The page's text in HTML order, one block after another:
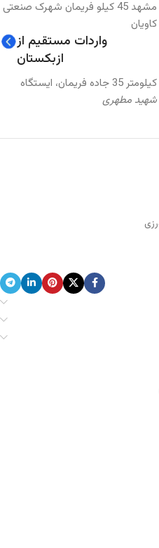
مشهد 45 کیلو فریمان شهرک صنعتی
کاویان
واردات مستقیم از
ازبکستان
کیلومتر 35 جاده فریمان، ایستگاه
شهید مطهری